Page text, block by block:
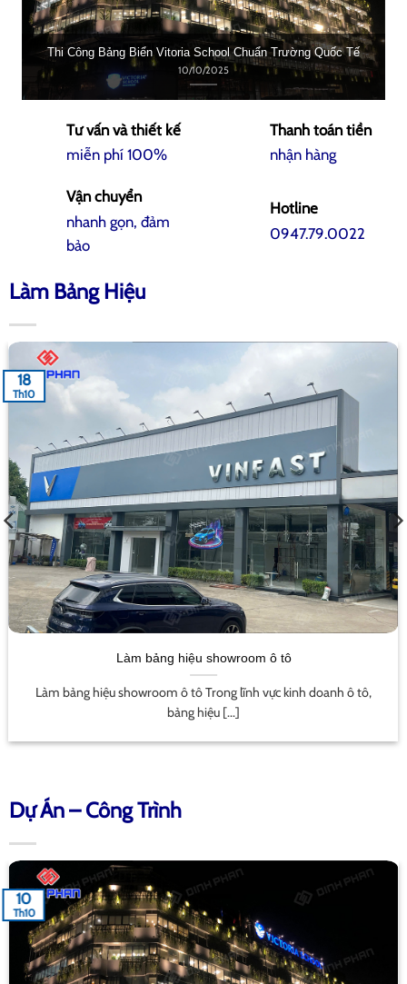
Thi Công Bảng Biển Vitoria School Chuẩn Trường Quốc Tế
10/10/2025
Tư vấn và thiết kế
miễn phí 100%
Thanh toán tiền
nhận hàng
Vận chuyển
nhanh gọn, đảm
bảo
Hotline
0947.79.0022
Làm Bảng Hiệu
Làm bảng hiệu showroom ô tô
Làm bảng hiệu showroom ô tô Trong lĩnh vực kinh doanh ô tô,
bảng hiệu [...]
18
Th10
Dự Án – Công Trình
10
Th10